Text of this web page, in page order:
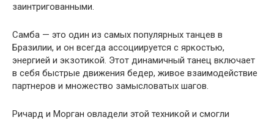
заинтригованными.
Самба — это один из самых популярных танцев в
Бразилии, и он всегда ассоциируется с яркостью,
энергией и экзотикой. Этот динамичный танец включает
в себя быстрые движения бедер, живое взаимодействие
партнеров и множество замысловатых шагов.
Ричард и Морган овладели этой техникой и смогли